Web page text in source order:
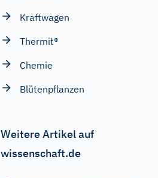
Kraftwagen
Thermit®
Chemie
Blütenpflanzen
Weitere Artikel auf
wissenschaft.de